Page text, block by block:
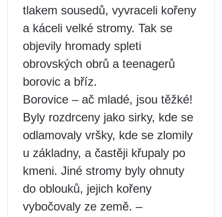
tlakem sousedů, vyvraceli kořeny
a káceli velké stromy. Tak se
objevily hromady spleti
obrovských obrů a teenagerů
borovic a bříz.
Borovice – ač mladé, jsou těžké!
Byly rozdrceny jako sirky, kde se
odlamovaly vršky, kde se zlomily
u základny, a častěji křupaly po
kmeni. Jiné stromy byly ohnuty
do oblouků, jejich kořeny
vybočovaly ze země. –